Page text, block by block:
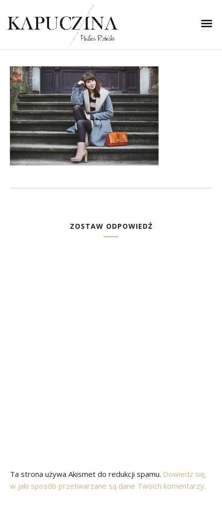
28 lutego 2015
IMG_9504
Written by
ZOSTAW ODPOWIEDŹ
Ta strona używa Akismet do redukcji spamu. Dowiedz się,
w jaki sposób przetwarzane są dane Twoich komentarzy.